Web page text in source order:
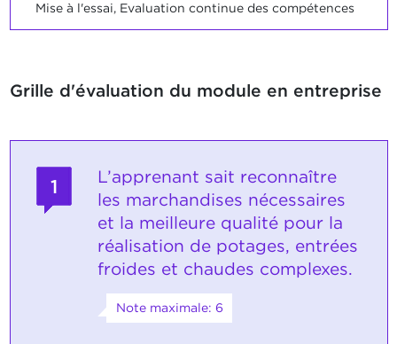
Mise à l'essai, Evaluation continue des compétences
Grille d'évaluation du module en entreprise
1
L’apprenant sait reconnaître
les marchandises nécessaires
et la meilleure qualité pour la
réalisation de potages, entrées
froides et chaudes complexes.
Note maximale: 6